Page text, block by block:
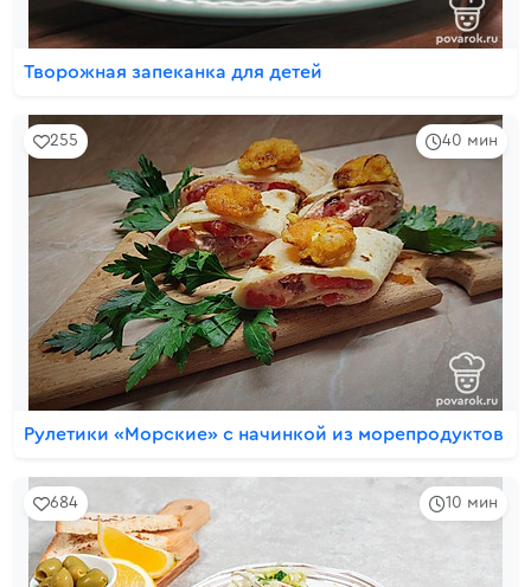
Творожная запеканка для детей
40 мин
255
Рулетики «Морские» с начинкой из морепродуктов
10 мин
684